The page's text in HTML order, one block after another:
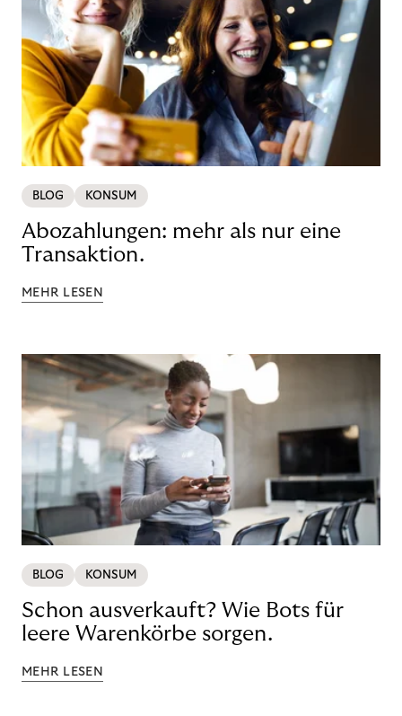
BLOG KONSUM
Abozahlungen: mehr als nur eine
Transaktion.
MEHR LESEN
BLOG KONSUM
Schon ausverkauft? Wie Bots für
leere Warenkörbe sorgen.
MEHR LESEN